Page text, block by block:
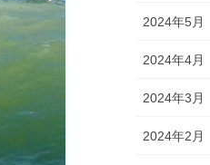
2024年5月
2024年4月
2024年3月
2024年2月